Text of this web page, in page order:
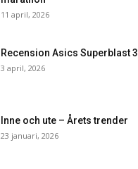
11 april, 2026
Recension Asics Superblast 3
3 april, 2026
Inne och ute – Årets trender
23 januari, 2026